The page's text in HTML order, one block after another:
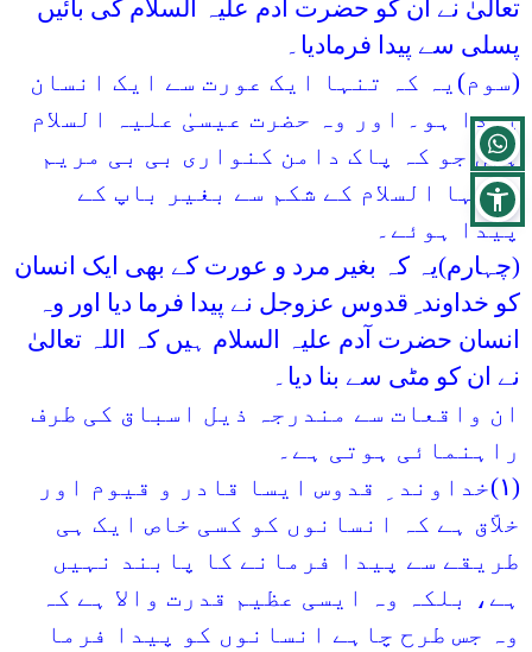
تعالیٰ نے ان کو حضرت آدم علیہ السلام کی بائیں
پسلی سے پیدا فرمادیا۔
(سوم)یہ کہ تنہا ایک عورت سے ایک انسان
پیدا ہو۔ اور وہ حضرت عیسیٰ علیہ السلام
ہیں جو کہ پاک دامن کنواری بی بی مریم
علیہا السلام کے شکم سے بغیر باپ کے
پیدا ہوئے۔
(چہارم)یہ کہ بغیر مرد و عورت کے بھی ایک انسان
کو خداوند ِ قدوس عزوجل نے پیدا فرما دیا اور وہ
انسان حضرت آدم علیہ السلام ہیں کہ اللہ تعالیٰ
نے ان کو مٹی سے بنا دیا۔
ان واقعات سے مندرجہ ذیل اسباق کی طرف
راہنمائی ہوتی ہے۔
(۱)خداوند ِ قدوس ایسا قادر و قیوم اور
خلاّق ہے کہ انسانوں کو کسی خاص ایک ہی
طریقے سے پیدا فرمانے کا پابند نہیں
ہے، بلکہ وہ ایسی عظیم قدرت والا ہے کہ
وہ جس طرح چاہے انسانوں کو پیدا فرما